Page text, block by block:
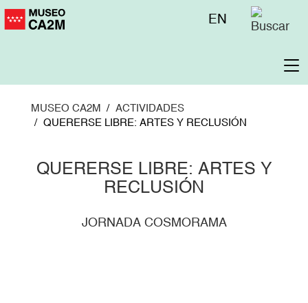
Pasar
Menú
EN
MUSEO CA2M
ACTIVIDADES
QUERERSE LIBRE: ARTES Y RECLUSIÓN
QUERERSE LIBRE: ARTES Y
RECLUSIÓN
JORNADA COSMORAMA